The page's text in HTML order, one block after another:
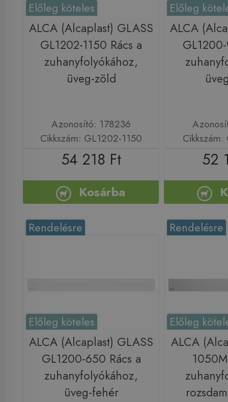
Előleg köteles
ALCA (Alcaplast) GLASS
GL1202-1150 Rács a
zuhanyfolyókához,
üveg-zöld
Azonosító: 178236
Cikkszám: GL1202-1150
54 218 Ft
Kosárba
Előleg
ALCA
52
Rendelésre
Előleg köteles
ALCA (Alcaplast) GLASS
GL1200-650 Rács a
zuhanyfolyókához,
üveg-fehér
Rendelésre
Előleg
ALCA